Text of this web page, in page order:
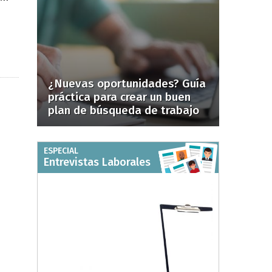
¿Nuevas oportunidades? Guía
práctica para crear un buen
plan de búsqueda de trabajo
ESPECIAL
Entrevistas Laborales